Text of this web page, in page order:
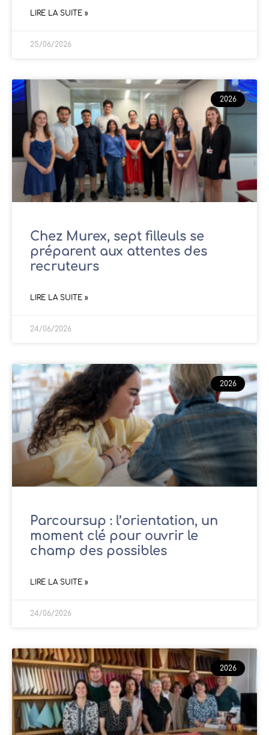
LIRE LA SUITE »
25/06/2026
2026
Chez Murex, sept filleuls se
préparent aux attentes des
recruteurs
LIRE LA SUITE »
24/06/2026
2026
Parcoursup : l’orientation, un
moment clé pour ouvrir le
champ des possibles
LIRE LA SUITE »
24/06/2026
2026